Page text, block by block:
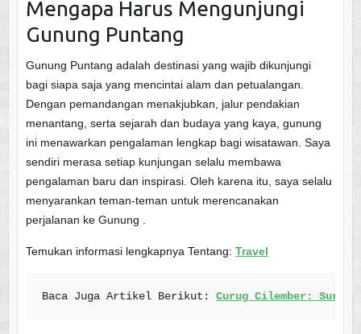
Mengapa Harus Mengunjungi
Gunung Puntang
Gunung Puntang adalah destinasi yang wajib dikunjungi
bagi siapa saja yang mencintai alam dan petualangan.
Dengan pemandangan menakjubkan, jalur pendakian
menantang, serta sejarah dan budaya yang kaya, gunung
ini menawarkan pengalaman lengkap bagi wisatawan. Saya
sendiri merasa setiap kunjungan selalu membawa
pengalaman baru dan inspirasi. Oleh karena itu, saya selalu
menyarankan teman-teman untuk merencanakan
perjalanan ke Gunung .
Temukan informasi lengkapnya Tentang: Travel
Baca Juga Artikel Berikut: Curug Cilember: Surga